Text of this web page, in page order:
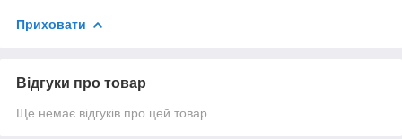
Приховати
Відгуки про товар
Ще немає відгуків про цей товар